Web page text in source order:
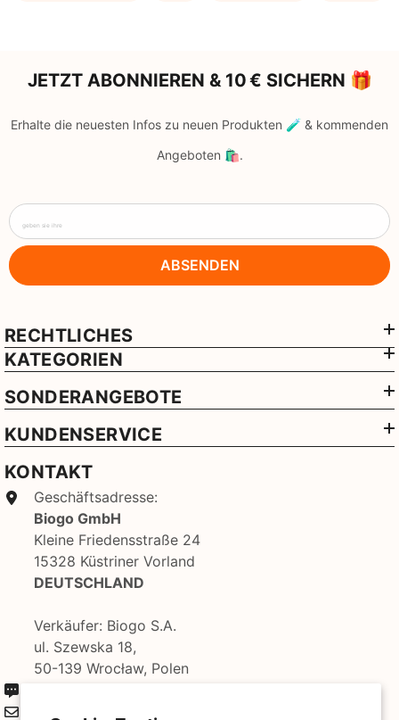
JETZT ABONNIEREN & 10 € SICHERN 🎁
Erhalte die neuesten Infos zu neuen Produkten 🧪 & kommenden
Angeboten 🛍️.
geben sie ihre
ABSENDEN
RECHTLICHES
KATEGORIEN
SONDERANGEBOTE
KUNDENSERVICE
KONTAKT
Geschäftsadresse:
Biogo GmbH
Kleine Friedensstraße 24
15328 Küstriner Vorland
DEUTSCHLAND
Verkäufer: Biogo S.A.
ul. Szewska 18,
50-139 Wrocław, Polen